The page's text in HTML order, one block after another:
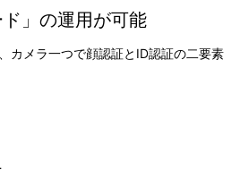
ド」の運用が可能
カメラ一つで顔認証とID認証の二要素